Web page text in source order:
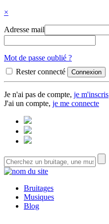
×
Adresse mail
Mot de passe oublié ?
Rester connecté
Je n'ai pas de compte, je m'inscris
J'ai un compte, je me connecte
Bruitages
Musiques
Blog